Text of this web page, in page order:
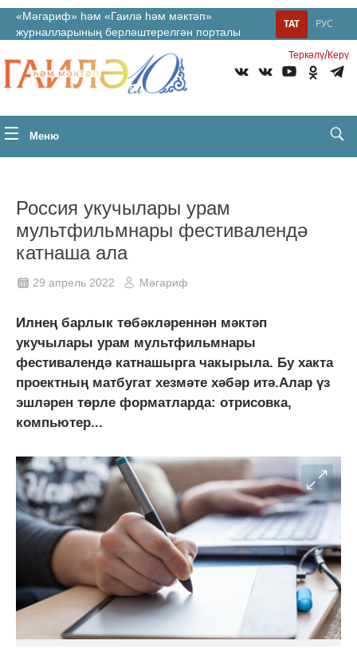
«Мәгариф» һәм «Гаилә һәм мәктәп»
журналларының берләштерелгән порталы
РУС
ТАТ
Теркəлү/Керү
Меню
Россия укучылары урам
мультфильмнары фестивалендә
катнаша ала
29 апрель 2022 Мәгариф
Илнең барлык төбәкләреннән мәктәп
укучылары урам мультфильмнары
фестивалендә катнашырга чакырыла. Бу хакта
проектның матбугат хезмәте хәбәр итә.Алар үз
эшләрен төрле форматларда: отрисовка,
компьютер...